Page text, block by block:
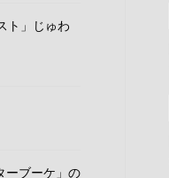
ト」じゅわ
ーブーケ」の